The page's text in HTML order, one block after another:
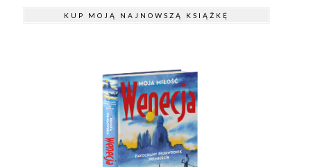
KUP MOJĄ NAJNOWSZĄ KSIĄŻKĘ